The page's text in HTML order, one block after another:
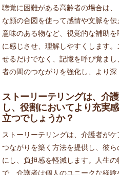
聴覚に困難がある高齢者の場合は、
な顔の合図を使って感情や文脈を
意味のある物など、視覚的な補助
に感じさせ、理解しやすくします
せるだけでなく、記憶を呼び覚ま
者の間のつながりを強化し、より深
ストーリーテリングは、介
し、役割においてより充実
立つでしょうか？
ストーリーテリングは、介護者が
つながりを築く方法を提供し、彼
にし、負担感を軽減します。人生
で、介護者は個人のユニークな経